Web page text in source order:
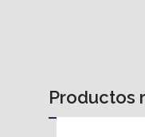
Productos